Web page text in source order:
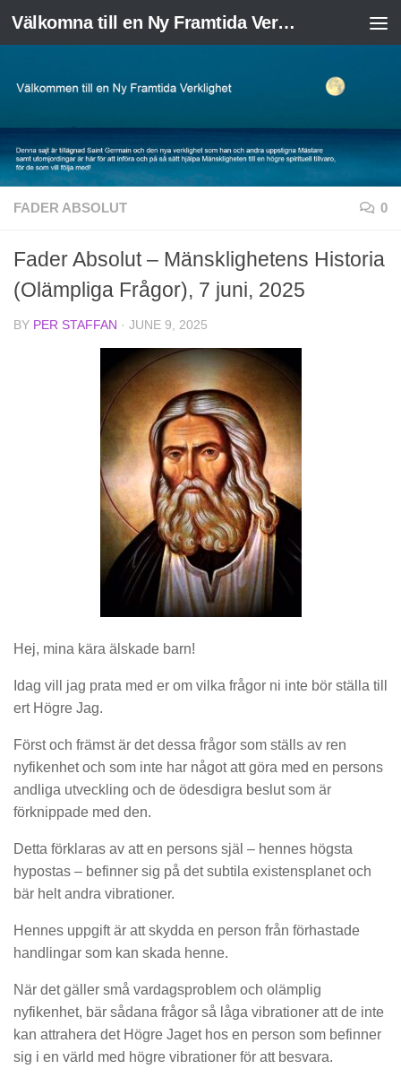
Skip to content Välkomna till en Ny Framtida Verklighet
FADER ABSOLUT 0
Fader Absolut – Mänsklighetens Historia
(Olämpliga Frågor), 7 juni, 2025
BY PER STAFFAN · JUNE 9, 2025
Hej, mina kära älskade barn!
Idag vill jag prata med er om vilka frågor ni inte bör ställa till
ert Högre Jag.
Först och främst är det dessa frågor som ställs av ren
nyfikenhet och som inte har något att göra med en persons
andliga utveckling och de ödesdigra beslut som är
förknippade med den.
Detta förklaras av att en persons själ – hennes högsta
hypostas – befinner sig på det subtila existensplanet och
bär helt andra vibrationer.
Hennes uppgift är att skydda en person från förhastade
handlingar som kan skada henne.
När det gäller små vardagsproblem och olämplig
nyfikenhet, bär sådana frågor så låga vibrationer att de inte
kan attrahera det Högre Jaget hos en person som befinner
sig i en värld med högre vibrationer för att besvara.